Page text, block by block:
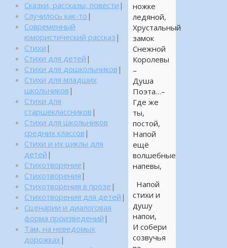
ножке
ледяной,
Хрустальный
замок
Снежной
Королевы
–
Душа
Поэта…–
Где же
ты,
постой,
Напой
ещё
волшебные
напевы,
Напой
стихи и
душу
напои,
И собери
созвучья
Сказки, рассказы, повести |
Случилось как-то |
Современный
юмористический рассказ |
Стихи |
Стихи для детей |
Стихи для дошкольников |
Стихи для младших
школьников |
Стихи для
старшеклассников |
Стихи для школьников
средних классов |
Стихи и их циклы для
детей |
Стихотворение |
Стихотворения |
Стихотворения в прозе |
Стихотворения для детей |
Сценарии и диалоговая
форма произведений |
Там, на неведомых
дорожках |